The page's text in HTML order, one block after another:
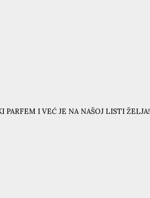
PARFEM I VEĆ JE NA NAŠOJ LISTI ŽELJA!